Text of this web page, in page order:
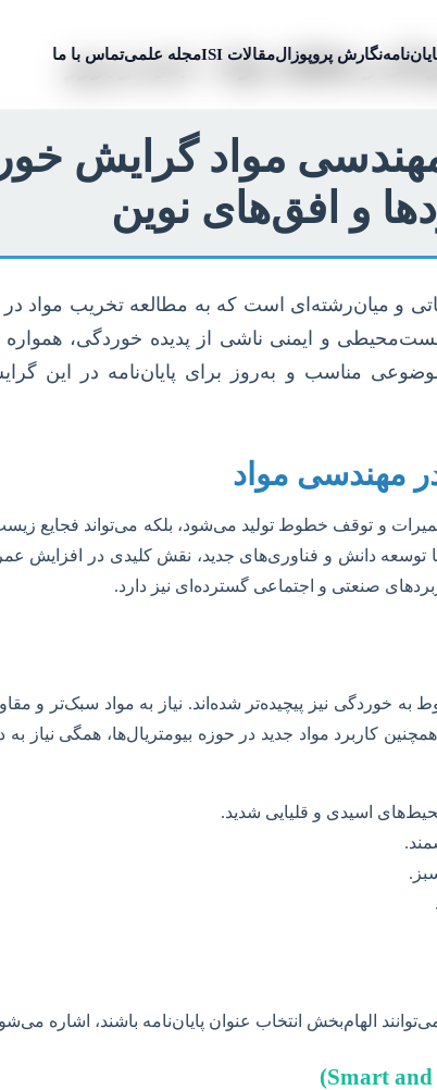
نگارش پروپوزالمقالات ISI مجله علمیتماس با ما
و حفاظت مواد + جدید و بروز
مهندسی مواد گرایش
و افق‌های نوین
میان‌رشته‌ای است که به مطالعه تخریب مواد در
و ایمنی ناشی از پدیده خوردگی،
مناسب و به‌روز برای پایان‌نامه در این
مهندسی مواد
و توقف خطوط تولید می‌شود، بلکه می‌تواند فجایع
توسعه دانش و فناوری‌های جدید، نقش کلیدی در افزایش عمر
صنعتی و اجتماعی گسترده‌ای نیز دارد.
خوردگی نیز پیچیده‌تر شده‌اند. نیاز به مواد سبک‌تر و
کاربرد مواد جدید در حوزه بیومتریال‌ها، همگی نیاز به
اسیدی و قلیایی شدید.
الهام‌بخش انتخاب عنوان پایان‌نامه باشند، اشاره